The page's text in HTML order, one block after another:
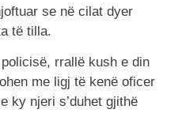
se në cilat dyer
të tilla.
rrallë kush e din
me ligj të kenë oficer
ky njeri s’duhet gjithë